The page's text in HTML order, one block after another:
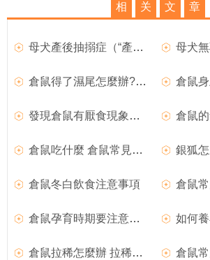
相 关 文 章
母犬產後抽搦症（“產後癫痫”）如何治療？
倉鼠得了濕尾怎麼辦?倉鼠濕尾解決措施推薦
發現倉鼠有厭食現象怎麼辦
倉鼠吃什麼 倉鼠常見的營養品
倉鼠冬白飲食注意事項
倉鼠孕育時期要注意的事項
倉鼠拉稀怎麼辦 拉稀的倉鼠應該怎麼辦